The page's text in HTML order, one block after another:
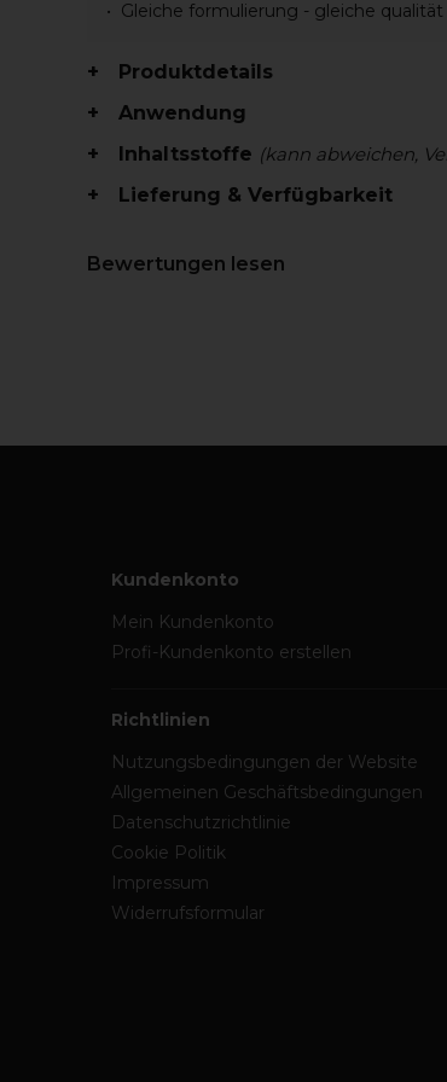
Gleiche formulierung - gleiche qualität
Produktdetails
Anwendung
Inhaltsstoffe (kann abweichen,
Lieferung & Verfügbarkeit
Bewertungen lesen
Kundenkonto
Mein Kundenkonto
Profi-Kundenkonto erstellen
Richtlinien
Nutzungsbedingungen der Website
Allgemeinen Geschäftsbedingungen
Datenschutzrichtlinie
Cookie Politik
Impressum
Widerrufsformular